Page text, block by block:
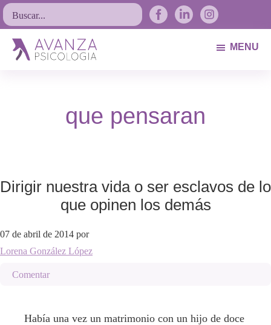
Saltar
a
navegación
Saltar
al
contenido
principal
Saltar
al
pie
Buscar...
MENU
que pensaran
Dirigir nuestra vida o ser esclavos de lo
que opinen los demás
07 de abril de 2014 por
Lorena González López
Comentar
Había una vez un matrimonio con un hijo de doce